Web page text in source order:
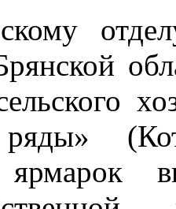
ярмарок